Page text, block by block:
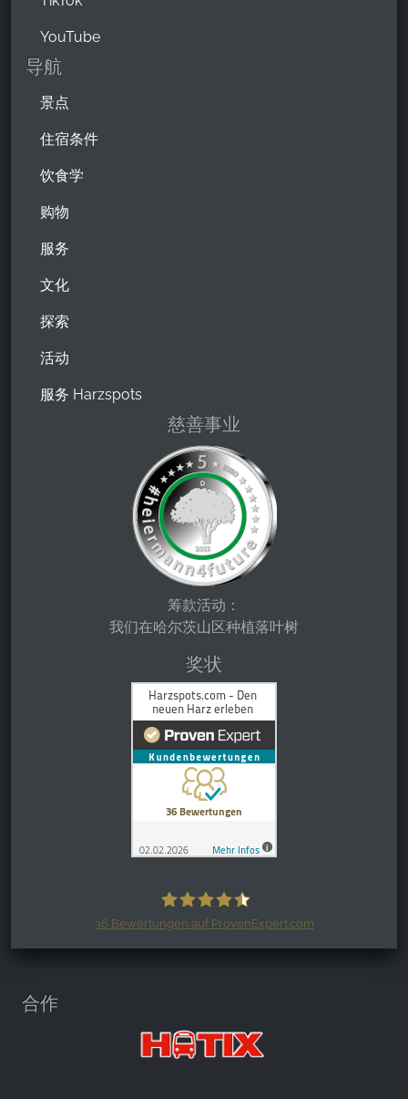
YouTube
导航
景点
住宿条件
饮食学
购物
服务
文化
探索
活动
服务 Harzspots
慈善事业
筹款活动：
我们在哈尔茨山区种植落叶树
奖状
Harzspots.com - Den neuen Harz
36 Bewertungen auf ProvenExpert.com
合作